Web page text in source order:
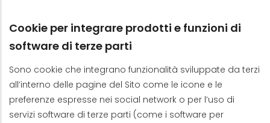
Cookie per integrare prodotti e funzioni di
software di terze parti
Sono cookie che integrano funzionalità sviluppate da terzi
all’interno delle pagine del Sito come le icone e le
preferenze espresse nei social network o per l’uso di
servizi software di terze parti (come i software per